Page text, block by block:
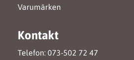
Varumärken
Kontakt
Telefon: 073-502 72 47